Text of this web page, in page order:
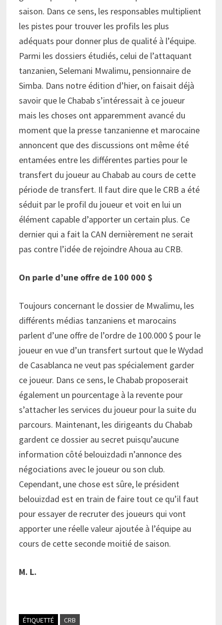
saison. Dans ce sens, les responsables multiplient
les pistes pour trouver les profils les plus
adéquats pour donner plus de qualité à l’équipe.
Parmi les dossiers étudiés, celui de l’attaquant
tanzanien, Selemani Mwalimu, pensionnaire de
Simba. Dans notre édition d’hier, on faisait déjà
savoir que le Chabab s’intéressait à ce joueur
mais les choses ont apparemment avancé du
moment que la presse tanzanienne et marocaine
annoncent que des discussions ont même été
entamées entre les différentes parties pour le
transfert du joueur au Chabab au cours de cette
période de transfert. Il faut dire que le CRB a été
séduit par le profil du joueur et voit en lui un
élément capable d’apporter un certain plus. Ce
dernier qui a fait la CAN dernièrement ne serait
pas contre l’idée de rejoindre Ahoua au CRB.
On parle d’une offre de 100 000 $
Toujours concernant le dossier de Mwalimu, les
différents médias tanzaniens et marocains
parlent d’une offre de l’ordre de 100.000 $ pour le
joueur en vue d’un transfert surtout que le Wydad
de Casablanca ne veut pas spécialement garder
ce joueur. Dans ce sens, le Chabab proposerait
également un pourcentage à la revente pour
s’attacher les services du joueur pour la suite du
parcours. Maintenant, les dirigeants du Chabab
gardent ce dossier au secret puisqu’aucune
information côté belouizdadi n’annonce des
négociations avec le joueur ou son club.
Cependant, une chose est sûre, le président
belouizdad est en train de faire tout ce qu’il faut
pour essayer de recruter des joueurs qui vont
apporter une réelle valeur ajoutée à l’équipe au
cours de cette seconde moitié de saison.
M. L.
ÉTIQUETTÉ CRB